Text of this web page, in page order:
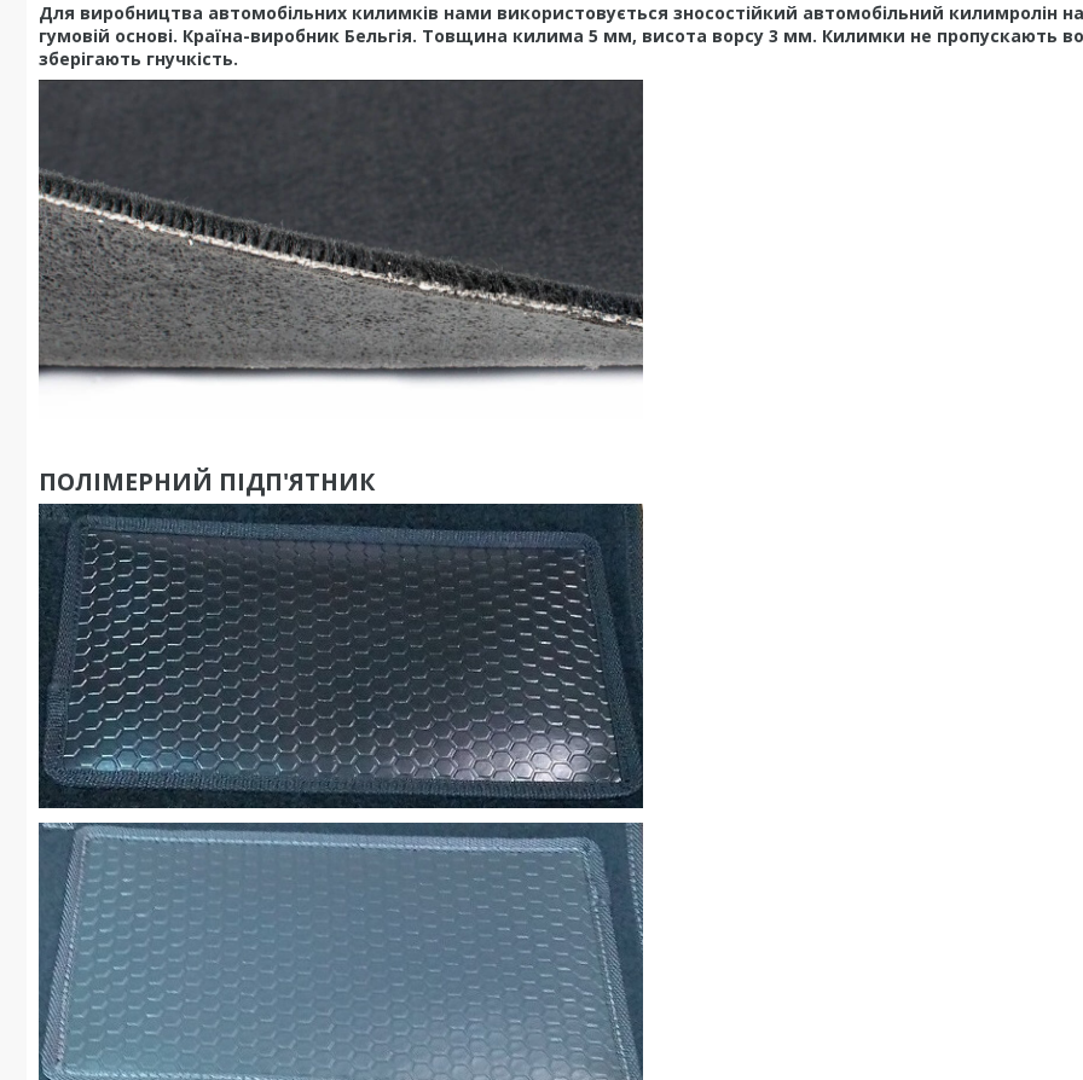
Для виробництва автомобільних килимків нами використовується зносостійкий автомобільний килимролін на
гумовій основі. Країна-виробник Бельгія. Товщина килима 5 мм, висота ворсу 3 мм. Килимки не пропускають
зберігають гнучкість.
ПОЛІМЕРНИЙ ПІДП'ЯТНИК